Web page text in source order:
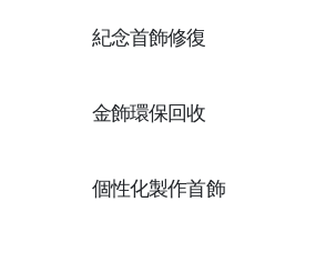
紀念首飾修復
金飾環保回收
個性化製作首飾